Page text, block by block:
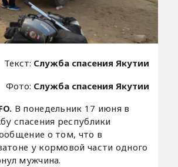
Текст: Служба спасения Якутии
Фото: Служба спасения Якутии
В понедельник 17 июня в
спасения республики
о том, что в
у кормовой части одного
мужчина.